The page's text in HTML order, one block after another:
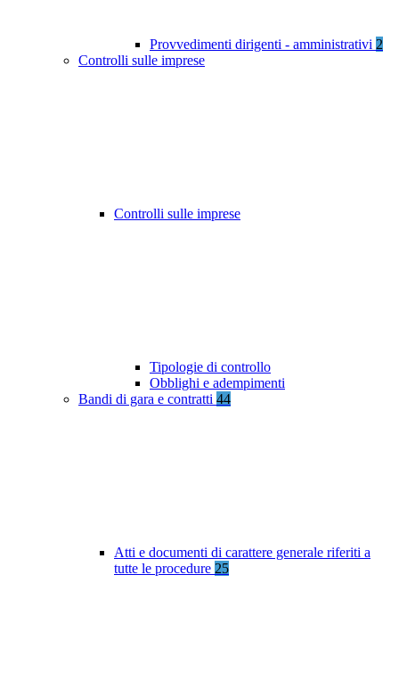
Provvedimenti dirigenti - amministrativi 2
Controlli sulle imprese
Controlli sulle imprese
Tipologie di controllo
Obblighi e adempimenti
Bandi di gara e contratti 44
Atti e documenti di carattere generale riferiti a
tutte le procedure 25